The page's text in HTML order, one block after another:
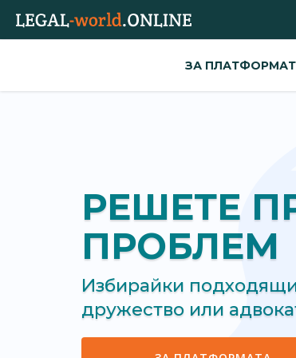
ЗА
РЕШЕТЕ
ПРОБЛЕМ
Избирайки
дружество или